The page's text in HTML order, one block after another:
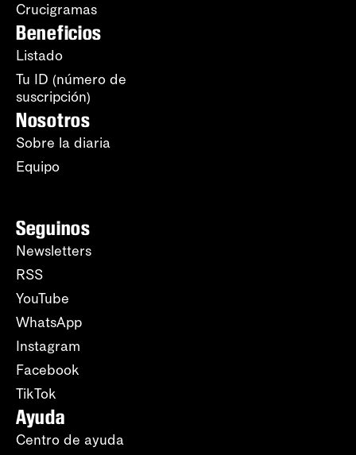
Crucigramas
Beneficios
Listado
Tu ID (número de
suscripción)
Nosotros
Sobre la diaria
Equipo
Seguinos
Newsletters
RSS
YouTube
WhatsApp
Instagram
Facebook
TikTok
Ayuda
Centro de ayuda